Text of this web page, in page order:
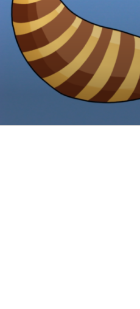
Aller
contenu
principal